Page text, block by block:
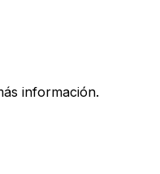
información.